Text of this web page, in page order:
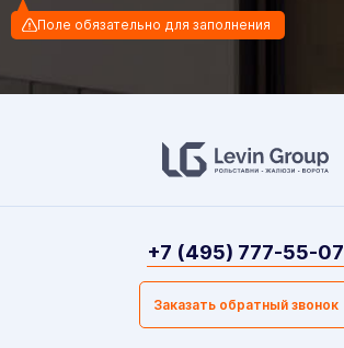
Поле обязательно для заполнения
+7 (495) 777-55-07
Заказать обратный звонок